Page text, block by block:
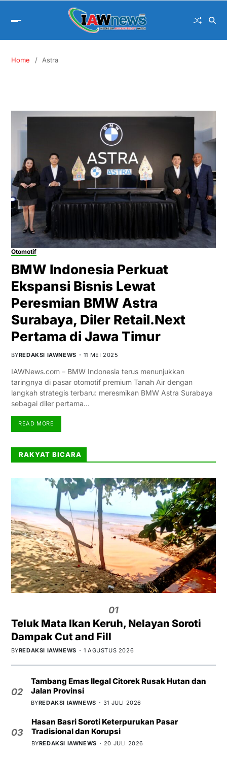
Home Astra
Otomotif
BMW Indonesia Perkuat
Ekspansi Bisnis Lewat
Peresmian BMW Astra
Surabaya, Diler Retail.Next
Pertama di Jawa Timur
BYREDAKSI IAWNEWS 11 MEI 2025
IAWNews.com – BMW Indonesia terus menunjukkan
taringnya di pasar otomotif premium Tanah Air dengan
langkah strategis terbaru: meresmikan BMW Astra Surabaya
sebagai diler pertama…
READ MORE
RAKYAT BICARA
01
Teluk Mata Ikan Keruh, Nelayan Soroti
Dampak Cut and Fill
BYREDAKSI IAWNEWS 1 AGUSTUS 2026
02
Tambang Emas Ilegal Citorek Rusak Hutan dan
Jalan Provinsi
BYREDAKSI IAWNEWS 31 JULI 2026
03
Hasan Basri Soroti Keterpurukan Pasar
Tradisional dan Korupsi
BYREDAKSI IAWNEWS 20 JULI 2026